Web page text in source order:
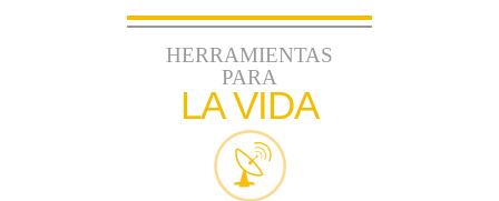
HERRAMIENTAS
PARA
LA VIDA